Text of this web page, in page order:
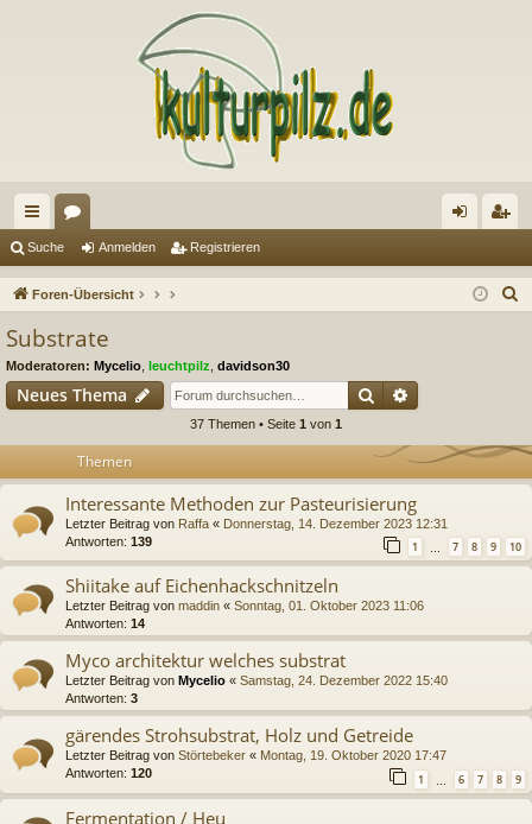
ch
ne
riff
en m ist
Suche Anmelden Registrieren
Foren-Übersicht
Substrate
Moderatoren: Mycelio leuchtpilz davidson30
Neues Thema Suche
37 Themen • Seite 1 von 1
Themen
Interessante Methoden zur Pasteurisierung
Letzter Beitrag von Raffa « Donnerstag, 14. Dezember 2023 12:31
Antworten: 139 1 … 7 8 9 10
Shiitake auf Eichenhackschnitzeln
Letzter Beitrag von maddin « Sonntag, 01. Oktober 2023 11:06
Antworten: 14
Myco architektur welches substrat
Letzter Beitrag von Mycelio « Samstag, 24. Dezember 2022 15:40
Antworten: 3
gärendes Strohsubstrat, Holz und Getreide
Letzter Beitrag von Störtebeker « Montag, 19. Oktober 2020 17:47
Antworten: 120 1 6 7 8 9
Fermentation / Heu